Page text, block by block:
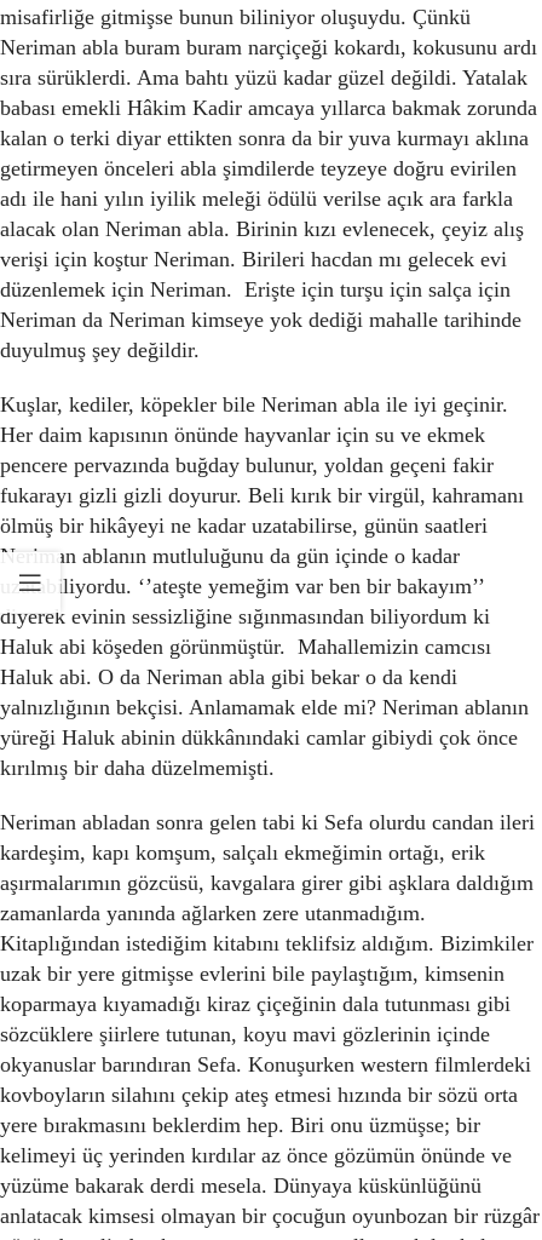
misafirliğe gitmişse bunun biliniyor oluşuydu. Çünkü
Neriman abla buram buram narçiçeği kokardı, kokusunu ardı
sıra sürüklerdi. Ama bahtı yüzü kadar güzel değildi. Yatalak
babası emekli Hâkim Kadir amcaya yıllarca bakmak zorunda
kalan o terki diyar ettikten sonra da bir yuva kurmayı aklına
getirmeyen önceleri abla şimdilerde teyzeye doğru evirilen
adı ile hani yılın iyilik meleği ödülü verilse açık ara farkla
alacak olan Neriman abla. Birinin kızı evlenecek, çeyiz alış
verişi için koştur Neriman. Birileri hacdan mı gelecek evi
düzenlemek için Neriman. Erişte için turşu için salça için
Neriman da Neriman kimseye yok dediği mahalle tarihinde
duyulmuş şey değildir.
Kuşlar, kediler, köpekler bile Neriman abla ile iyi geçinir.
Her daim kapısının önünde hayvanlar için su ve ekmek
pencere pervazında buğday bulunur, yoldan geçeni fakir
fukarayı gizli gizli doyurur. Beli kırık bir virgül, kahramanı
ölmüş bir hikâyeyi ne kadar uzatabilirse, günün saatleri
Neriman ablanın mutluluğunu da gün içinde o kadar
uzatabiliyordu. ‘’ateşte yemeğim var ben bir bakayım’’
diyerek evinin sessizliğine sığınmasından biliyordum ki
Haluk abi köşeden görünmüştür. Mahallemizin camcısı
Haluk abi. O da Neriman abla gibi bekar o da kendi
yalnızlığının bekçisi. Anlamamak elde mi? Neriman ablanın
yüreği Haluk abinin dükkânındaki camlar gibiydi çok önce
kırılmış bir daha düzelmemişti.
Neriman abladan sonra gelen tabi ki Sefa olurdu candan ileri
kardeşim, kapı komşum, salçalı ekmeğimin ortağı, erik
aşırmalarımın gözcüsü, kavgalara girer gibi aşklara daldığım
zamanlarda yanında ağlarken zere utanmadığım.
Kitaplığından istediğim kitabını teklifsiz aldığım. Bizimkiler
uzak bir yere gitmişse evlerini bile paylaştığım, kimsenin
koparmaya kıyamadığı kiraz çiçeğinin dala tutunması gibi
sözcüklere şiirlere tutunan, koyu mavi gözlerinin içinde
okyanuslar barındıran Sefa. Konuşurken western filmlerdeki
kovboyların silahını çekip ateş etmesi hızında bir sözü orta
yere bırakmasını beklerdim hep. Biri onu üzmüşse; bir
kelimeyi üç yerinden kırdılar az önce gözümün önünde ve
yüzüme bakarak derdi mesela. Dünyaya küskünlüğünü
anlatacak kimsesi olmayan bir çocuğun oyunbozan bir rüzgâr